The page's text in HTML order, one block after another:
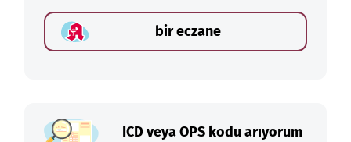
bir eczane
ICD veya OPS kodu arıyorum